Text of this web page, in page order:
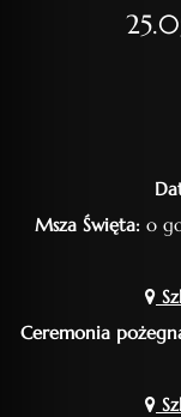
Msza Święta:o
Ceremonia